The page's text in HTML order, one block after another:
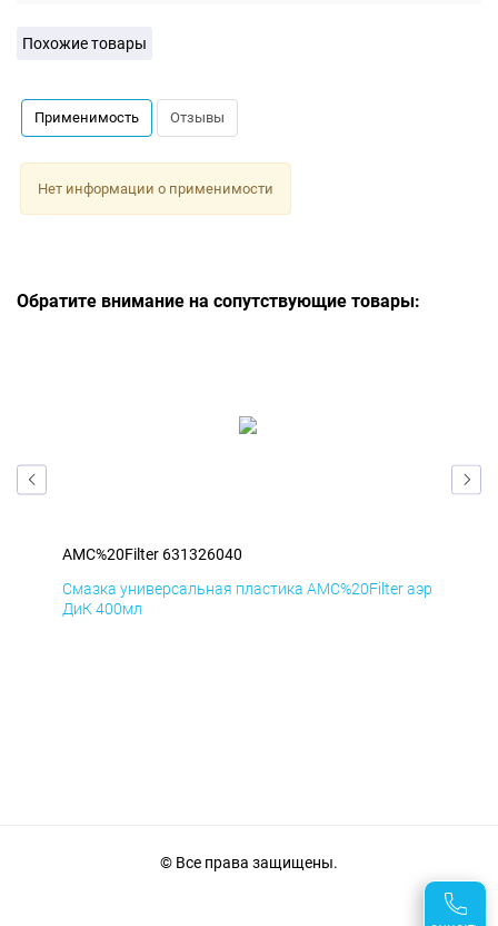
Похожие товары
Применимость Отзывы
Нет информации о применимости
Обратите внимание на сопутствующие товары:
AMC%20Filter 631326040
Смазка универсальная пластика AMC%20Filter аэр
ДиК 400мл
© Все права защищены.